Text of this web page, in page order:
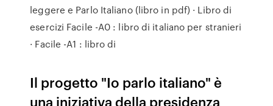
leggere e Parlo Italiano (libro in pdf) · Libro di
esercizi Facile -A0 : libro di italiano per stranieri
· Facile -A1 : libro di
Il progetto "Io parlo italiano" è
una iniziativa della presidenza